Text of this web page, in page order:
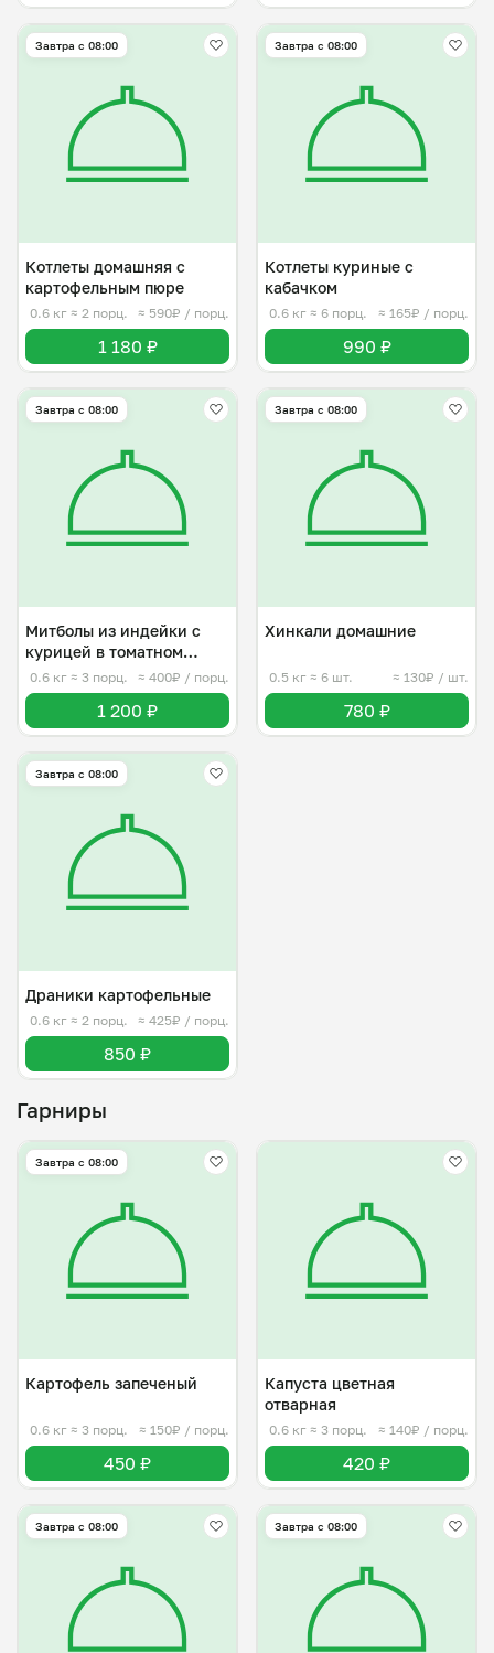
Завтра c 08:00
Котлеты домашняя с
картофельным пюре
0.6 кг ≈ 2 порц. ≈ 590₽ / порц.
1 180 ₽
Завтра c 08:00
Котлеты куриные с
кабачком
0.6 кг ≈ 6 порц. ≈ 165₽ / порц.
990 ₽
Завтра c 08:00
Митболы из индейки с
курицей в томатном
соусе
0.6 кг ≈ 3 порц. ≈ 400₽ / порц.
1 200 ₽
Завтра c 08:00
Хинкали домашние
0.5 кг ≈ 6 шт. ≈ 130₽ / шт.
780 ₽
Завтра c 08:00
Драники картофельные
0.6 кг ≈ 2 порц. ≈ 425₽ / порц.
850 ₽
Гарниры
Завтра c 08:00
Картофель запеченый
0.6 кг ≈ 3 порц. ≈ 150₽ / порц.
450 ₽
Капуста цветная
отварная
0.6 кг ≈ 3 порц. ≈ 140₽ / порц.
420 ₽
Завтра c 08:00 Завтра c 08:00